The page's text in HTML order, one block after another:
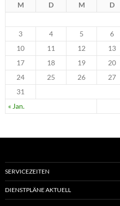
M D M D
« Jan.
3
4 5 6
10
11 12 13
17
18 19 20
24
25 26 27
31
SERVICEZEITEN
DIENSTPLÄNE AKTUELL